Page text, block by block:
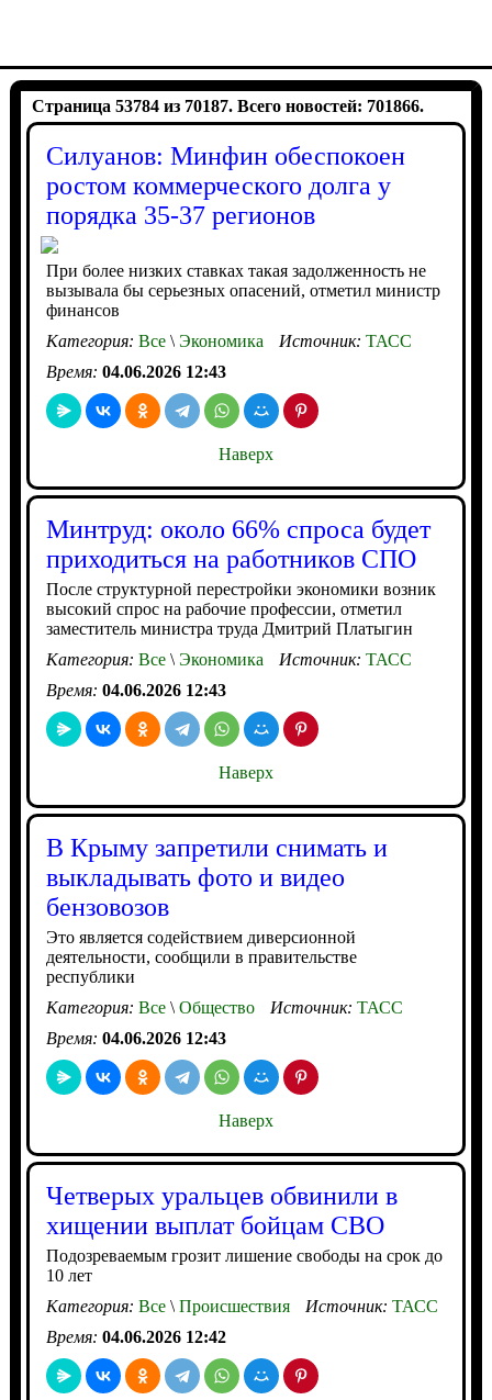
Страница 53784 из 70187. Всего новостей: 701866.
Силуанов: Минфин обеспокоен
ростом коммерческого долга у
порядка 35-37 регионов
При более низких ставках такая задолженность не
вызывала бы серьезных опасений, отметил министр
финансов
Категория: Все\Экономика Источник: ТАСС
Время: 04.06.2026 12:43
Наверх
Минтруд: около 66% спроса будет
приходиться на работников СПО
После структурной перестройки экономики возник
высокий спрос на рабочие профессии, отметил
заместитель министра труда Дмитрий Платыгин
Категория: Все\Экономика Источник: ТАСС
Время: 04.06.2026 12:43
Наверх
В Крыму запретили снимать и
выкладывать фото и видео
бензовозов
Это является содействием диверсионной
деятельности, сообщили в правительстве
республики
Категория: Все\Общество Источник: ТАСС
Время: 04.06.2026 12:43
Наверх
Четверых уральцев обвинили в
хищении выплат бойцам СВО
Подозреваемым грозит лишение свободы на срок до
10 лет
Категория: Все\Происшествия Источник: ТАСС
Время: 04.06.2026 12:42